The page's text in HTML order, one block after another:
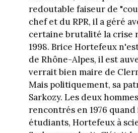
redoutable faiseur de
chef et du RPR, il a géré
certaine brutalité la crise
1998. Brice Hortefeux
de Rhône-Alpes, il est
verrait bien maire de
Mais politiquement, sa
Sarkozy. Les deux
rencontrés en 1976
étudiants, Hortefeux à